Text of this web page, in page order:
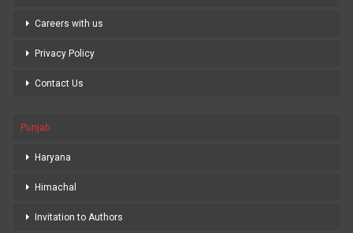
Careers with us
Privacy Policy
Contact Us
Punjab
Haryana
Himachal
Invitation to Authors